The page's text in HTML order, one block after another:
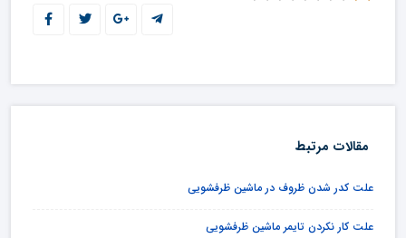
مقالات مرتبط
علت کدر شدن ظروف در ماشین ظرفشویی
علت کار نکردن تایمر ماشین ظرفشویی